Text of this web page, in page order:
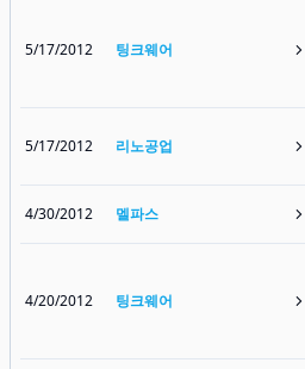
5/17/2012 팅크웨어
5/17/2012 리노공업
4/30/2012 멜파스
4/20/2012 팅크웨어